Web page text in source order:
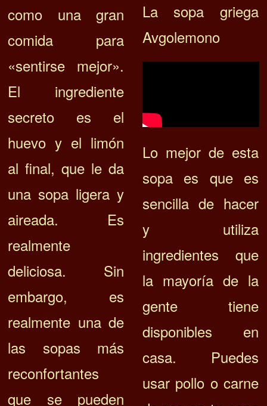
como una gran
comida para
«sentirse mejor».
El ingrediente
secreto es el
huevo y el limón
al final, que le da
una sopa ligera y
aireada. Es
realmente
deliciosa. Sin
embargo, es
realmente una de
las sopas más
reconfortantes
que se pueden
La sopa griega
Avgolemono
Lo mejor de esta
sopa es que es
sencilla de hacer
y utiliza
ingredientes que
la mayoría de la
gente tiene
disponibles en
casa. Puedes
usar pollo o carne